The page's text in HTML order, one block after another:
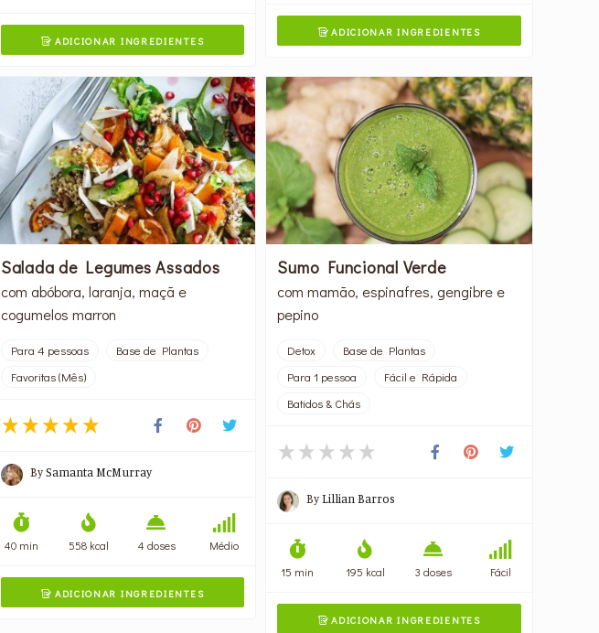
 ADICIONAR INGREDIENTES
ADICIONAR INGREDIENTES
Salada de Legumes Assados
com abóbora, laranja, maçã e
cogumelos marron
Para 4 pessoas
Base de Plantas
Favoritas (Mês)
BySamanta McMurray
40 min 558 kcal 4 doses Médio
 ADICIONAR INGREDIENTES
Sumo Funcional Verde
com mamão, espinafres, gengibre e
pepino
Detox
Base de Plantas
Para 1 pessoa
Fácil e Rápida
Batidos & Chás
ByLillian Barros
15 min 195 kcal 3 doses Fácil
ADICIONAR INGREDIENTES